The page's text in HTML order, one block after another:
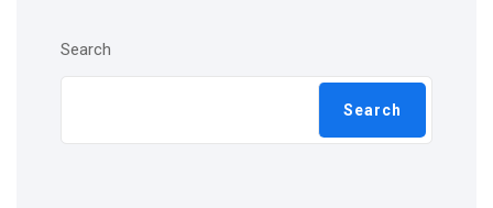
Search
Search